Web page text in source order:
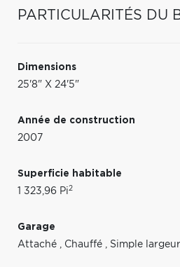
PARTICULARITÉS DU
Dimensions
25'8" X 24'5"
Année de construction
2007
Superficie habitable
1 323,96 Pi2
Garage
Attaché , Chauffé , Simple largeur